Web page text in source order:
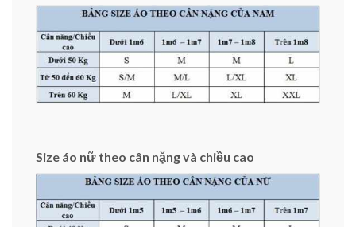
Size áo nữ theo cân nặng và chiều cao